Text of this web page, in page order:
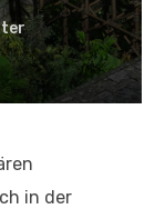
in der